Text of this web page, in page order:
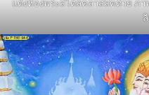
แต่งห้องพระสไตล์คลาสสิคด้วย ภา